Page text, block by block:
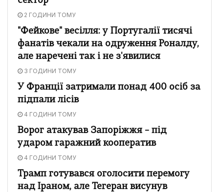
2 ГОДИНИ ТОМУ
"Фейкове" весілля: у Португалії тисячі
фанатів чекали на одруження Роналду,
але наречені так і не з'явилися
3 ГОДИНИ ТОМУ
У Франції затримали понад 400 осіб за
підпали лісів
4 ГОДИНИ ТОМУ
Ворог атакував Запоріжжя – під
ударом гаражний кооператив
4 ГОДИНИ ТОМУ
Трамп готувався оголосити перемогу
над Іраном, але Тегеран висунув